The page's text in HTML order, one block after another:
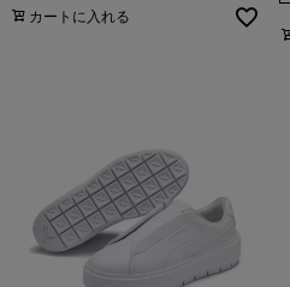
カートに入れる